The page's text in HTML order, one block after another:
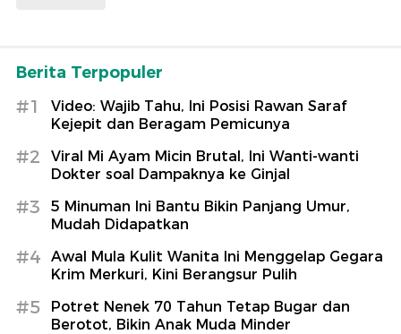
Berita Terpopuler
#1
Video: Wajib Tahu, Ini Posisi Rawan Saraf
Kejepit dan Beragam Pemicunya
#2
Viral Mi Ayam Micin Brutal, Ini Wanti-wanti
Dokter soal Dampaknya ke Ginjal
#3
5 Minuman Ini Bantu Bikin Panjang Umur,
Mudah Didapatkan
#4
Awal Mula Kulit Wanita Ini Menggelap Gegara
Krim Merkuri, Kini Berangsur Pulih
#5
Potret Nenek 70 Tahun Tetap Bugar dan
Berotot, Bikin Anak Muda Minder